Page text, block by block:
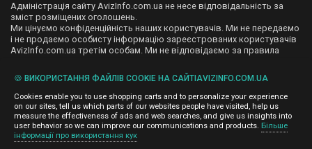
Адміністрація сайту AvizInfo.com.ua не несе відповідальність за
зміст розміщених оголошень.
Ми цінуємо конфіденційність наших користувачів. Ми не передаємо
і не продаємо особисту інформацію зареєстрованих користувачів
AvizInfo.com.ua третім особам. Ми не відповідаємо за правила
деяких сторінках нашого сайту представлена реклама Google
Adsense Advertising Network. Щоб дізнатися детальніше про
правила конфіденційності Googleнатисніть тут.
🍪 ВИКОРИСТАННЯ ФАЙЛІВ COOKIE НА САЙТІAVIZINFO.COM.UA
Cookies enable you to use shopping carts and to personalize your experience
on our sites, tell us which parts of our websites people have visited, help us
measure the effectiveness of ads and web searches, and give us insights into
user behavior so we can improve our communications and products. Більше
інформації про використання кук